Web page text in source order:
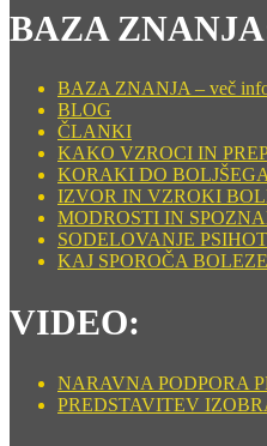
BAZA
BAZA ZNANJA – več
BLOG
ČLANKI
KAKO VZROCI IN
KORAKI DO
IZVOR IN VZROKI
MODROSTI IN
SODELOVANJE
KAJ SPOROČA
VIDEO:
NARAVNA PODPORA
PREDSTAVITEV